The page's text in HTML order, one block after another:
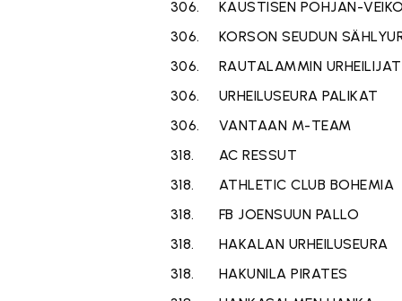
306.
KAUSTISEN POHJAN-
306.
KORSON SEUDUN
306.
RAUTALAMMIN URHEILIJAT
306.
URHEILUSEURA PALIKAT
306.
VANTAAN M-TEAM
318.
AC RESSUT
318.
ATHLETIC CLUB BOHEMIA
318.
FB JOENSUUN PALLO
318.
HAKALAN URHEILUSEURA
318.
HAKUNILA PIRATES